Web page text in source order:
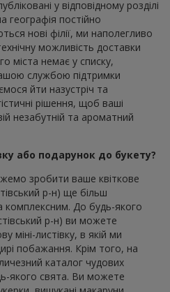
у відповідному розділі
географія постійно
нові філії, ми наполегливо
можливість доставки
міста немає у списку,
службою підтримки
йти назустріч та
рішення, щоб ваші
незабутній та ароматний
або подарунок до букету?
зробити ваше квіткове
р-н) ще більш
До будь-якого
р-н) ви можете
міні-листівку, в якій ми
побажання. Крім того, на
каталог чудових
якого свята. Ви можете